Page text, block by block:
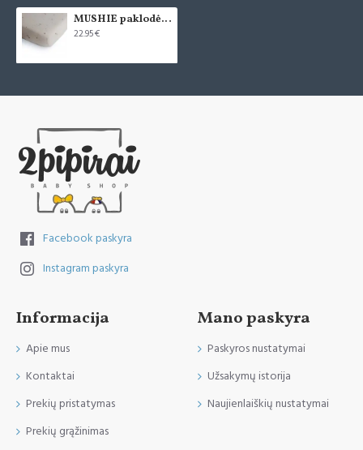
MUSHIE paklodė su guma Medium - Falling Stars
22.95€
Facebook paskyra
Instagram paskyra
Informacija
Apie mus
Kontaktai
Prekių pristatymas
Prekių grąžinimas
Mano paskyra
Paskyros nustatymai
Užsakymų istorija
Naujienlaiškių nustatymai